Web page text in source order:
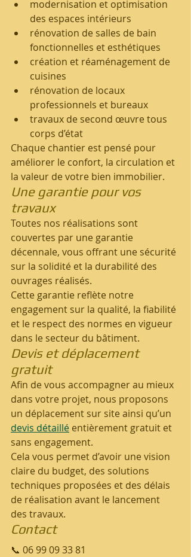
modernisation et optimisation
des espaces intérieurs
rénovation de salles de bain
fonctionnelles et esthétiques
création et réaménagement de
cuisines
rénovation de locaux
professionnels et bureaux
travaux de second œuvre tous
corps d’état
Chaque chantier est pensé pour
améliorer le confort, la circulation et
la valeur de votre bien immobilier.
Une garantie pour vos
travaux
Toutes nos réalisations sont
couvertes par une garantie
décennale, vous offrant une sécurité
sur la solidité et la durabilité des
ouvrages réalisés.
Cette garantie reflète notre
engagement sur la qualité, la fiabilité
et le respect des normes en vigueur
dans le secteur du bâtiment.
Devis et déplacement
gratuit
Afin de vous accompagner au mieux
dans votre projet, nous proposons
un déplacement sur site ainsi qu’un
devis détaillé entièrement gratuit et
sans engagement.
Cela vous permet d’avoir une vision
claire du budget, des solutions
techniques proposées et des délais
de réalisation avant le lancement
des travaux.
Contact
📞 06 99 09 33 81